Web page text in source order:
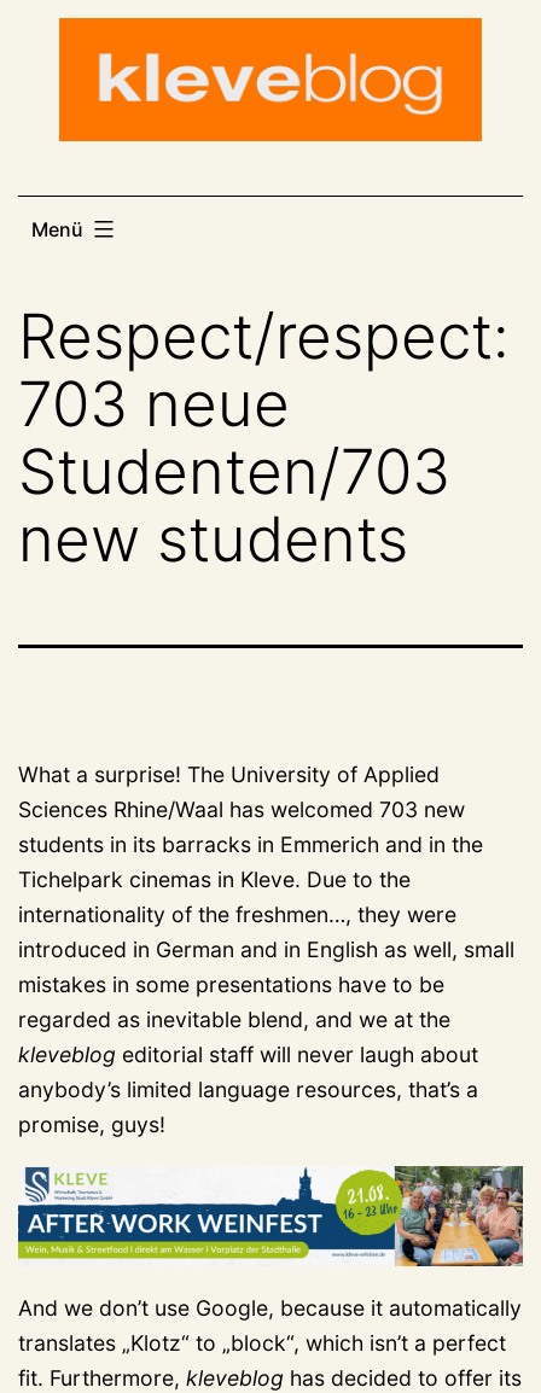
Menü
Respect/respect:
703 neue
Studenten/703
new students
What a surprise! The University of Applied
Sciences Rhine/Waal has welcomed 703 new
students in its barracks in Emmerich and in the
Tichelpark cinemas in Kleve. Due to the
internationality of the freshmen…, they were
introduced in German and in English as well, small
mistakes in some presentations have to be
regarded as inevitable blend, and we at the
kleveblog editorial staff will never laugh about
anybody’s limited language resources, that’s a
promise, guys!
And we don’t use Google, because it automatically
translates „Klotz“ to „block“, which isn’t a perfect
fit. Furthermore, kleveblog has decided to offer its